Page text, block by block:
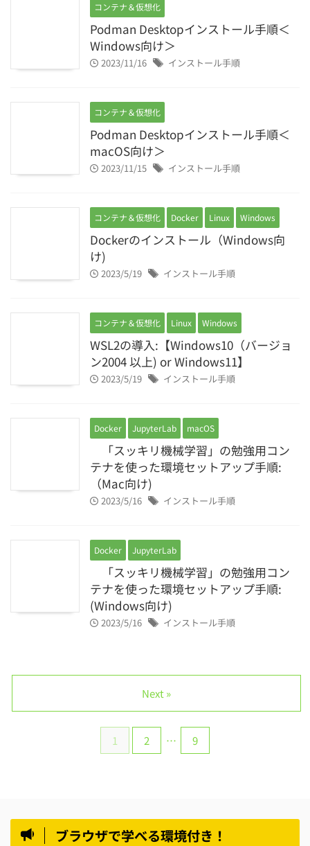
コンテナ＆仮想化
Podman Desktopインストール手順＜
Windows向け＞
2023/11/16 インストール手順
コンテナ＆仮想化
Podman Desktopインストール手順＜
macOS向け＞
2023/11/15 インストール手順
コンテナ＆仮想化 Docker Linux Windows
Dockerのインストール（Windows向
け)
2023/5/19 インストール手順
コンテナ＆仮想化 Linux Windows
WSL2の導入:【Windows10（バージョ
ン2004 以上) or Windows11】
2023/5/19 インストール手順
Docker JupyterLab macOS
「スッキリ機械学習」の勉強用コン
テナを使った環境セットアップ手順:
（Mac向け)
2023/5/16 インストール手順
Docker JupyterLab
「スッキリ機械学習」の勉強用コン
テナを使った環境セットアップ手順:
(Windows向け)
2023/5/16 インストール手順
1 2 … 9
Next »
ブラウザで学べる環境付き！